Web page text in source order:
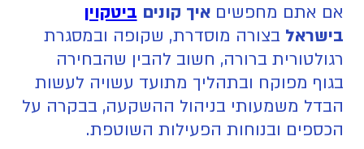
אם אתם מחפשיםאיך קונים ביטקוין
בישראל בצורה מוסדרת, שקופה ובמסגרת
רגולטורית ברורה, חשוב להבין שהבחירה
בגוף מפוקח ובתהליך מתועד עשויה לעשות
הבדל משמעותי בניהול ההשקעה, בבקרה על
הכספים ובנוחות הפעילות השוטפת.